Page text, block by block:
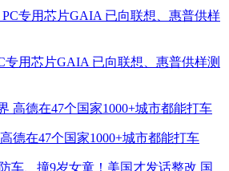
专用芯片GAIA 已向联想、惠普供样测
德在47个国家1000+城市都能打车